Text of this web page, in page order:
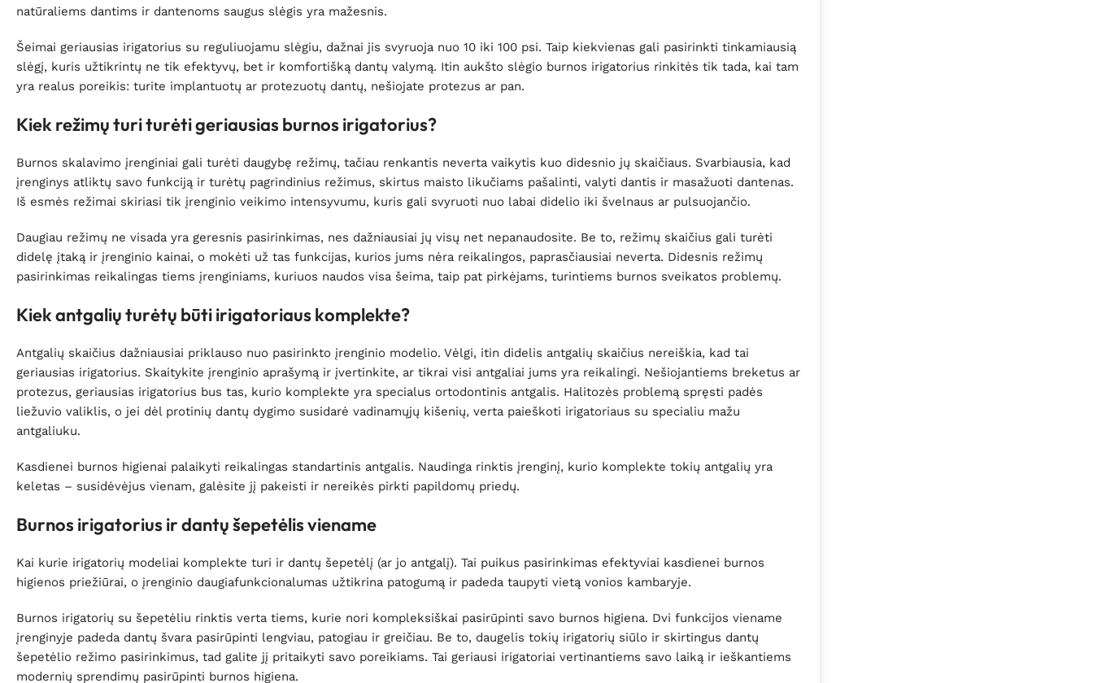
natūraliems dantims ir dantenoms saugus slėgis yra mažesnis.
Šeimai geriausias irigatorius su reguliuojamu slėgiu, dažnai jis svyruoja nuo 10 iki 100 psi. Taip kiekvienas gali pasirinkti tinkamiausią
slėgį, kuris užtikrintų ne tik efektyvų, bet ir komfortišką dantų valymą. Itin aukšto slėgio burnos irigatorius rinkitės tik tada, kai tam
yra realus poreikis: turite implantuotų ar protezuotų dantų, nešiojate protezus ar pan.
Kiek režimų turi turėti geriausias burnos irigatorius?
Burnos skalavimo įrenginiai gali turėti daugybę režimų, tačiau renkantis neverta vaikytis kuo didesnio jų skaičiaus. Svarbiausia, kad
įrenginys atliktų savo funkciją ir turėtų pagrindinius režimus, skirtus maisto likučiams pašalinti, valyti dantis ir masažuoti dantenas.
Iš esmės režimai skiriasi tik įrenginio veikimo intensyvumu, kuris gali svyruoti nuo labai didelio iki švelnaus ar pulsuojančio.
Daugiau režimų ne visada yra geresnis pasirinkimas, nes dažniausiai jų visų net nepanaudosite. Be to, režimų skaičius gali turėti
didelę įtaką ir įrenginio kainai, o mokėti už tas funkcijas, kurios jums nėra reikalingos, paprasčiausiai neverta. Didesnis režimų
pasirinkimas reikalingas tiems įrenginiams, kuriuos naudos visa šeima, taip pat pirkėjams, turintiems burnos sveikatos problemų.
Kiek antgalių turėtų būti irigatoriaus komplekte?
Antgalių skaičius dažniausiai priklauso nuo pasirinkto įrenginio modelio. Vėlgi, itin didelis antgalių skaičius nereiškia, kad tai
geriausias irigatorius. Skaitykite įrenginio aprašymą ir įvertinkite, ar tikrai visi antgaliai jums yra reikalingi. Nešiojantiems breketus ar
protezus, geriausias irigatorius bus tas, kurio komplekte yra specialus ortodontinis antgalis. Halitozės problemą spręsti padės
liežuvio valiklis, o jei dėl protinių dantų dygimo susidarė vadinamųjų kišenių, verta paieškoti irigatoriaus su specialiu mažu
antgaliuku.
Kasdienei burnos higienai palaikyti reikalingas standartinis antgalis. Naudinga rinktis įrenginį, kurio komplekte tokių antgalių yra
keletas – susidėvėjus vienam, galėsite jį pakeisti ir nereikės pirkti papildomų priedų.
Burnos irigatorius ir dantų šepetėlis viename
Kai kurie irigatorių modeliai komplekte turi ir dantų šepetėlį (ar jo antgalį). Tai puikus pasirinkimas efektyviai kasdienei burnos
higienos priežiūrai, o įrenginio daugiafunkcionalumas užtikrina patogumą ir padeda taupyti vietą vonios kambaryje.
Burnos irigatorių su šepetėliu rinktis verta tiems, kurie nori kompleksiškai pasirūpinti savo burnos higiena. Dvi funkcijos viename
įrenginyje padeda dantų švara pasirūpinti lengviau, patogiau ir greičiau. Be to, daugelis tokių irigatorių siūlo ir skirtingus dantų
šepetėlio režimo pasirinkimus, tad galite jį pritaikyti savo poreikiams. Tai geriausi irigatoriai vertinantiems savo laiką ir ieškantiems
modernių sprendimų pasirūpinti burnos higiena.